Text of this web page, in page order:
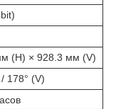
(H) × 928.3 мм (V)
178° (V)